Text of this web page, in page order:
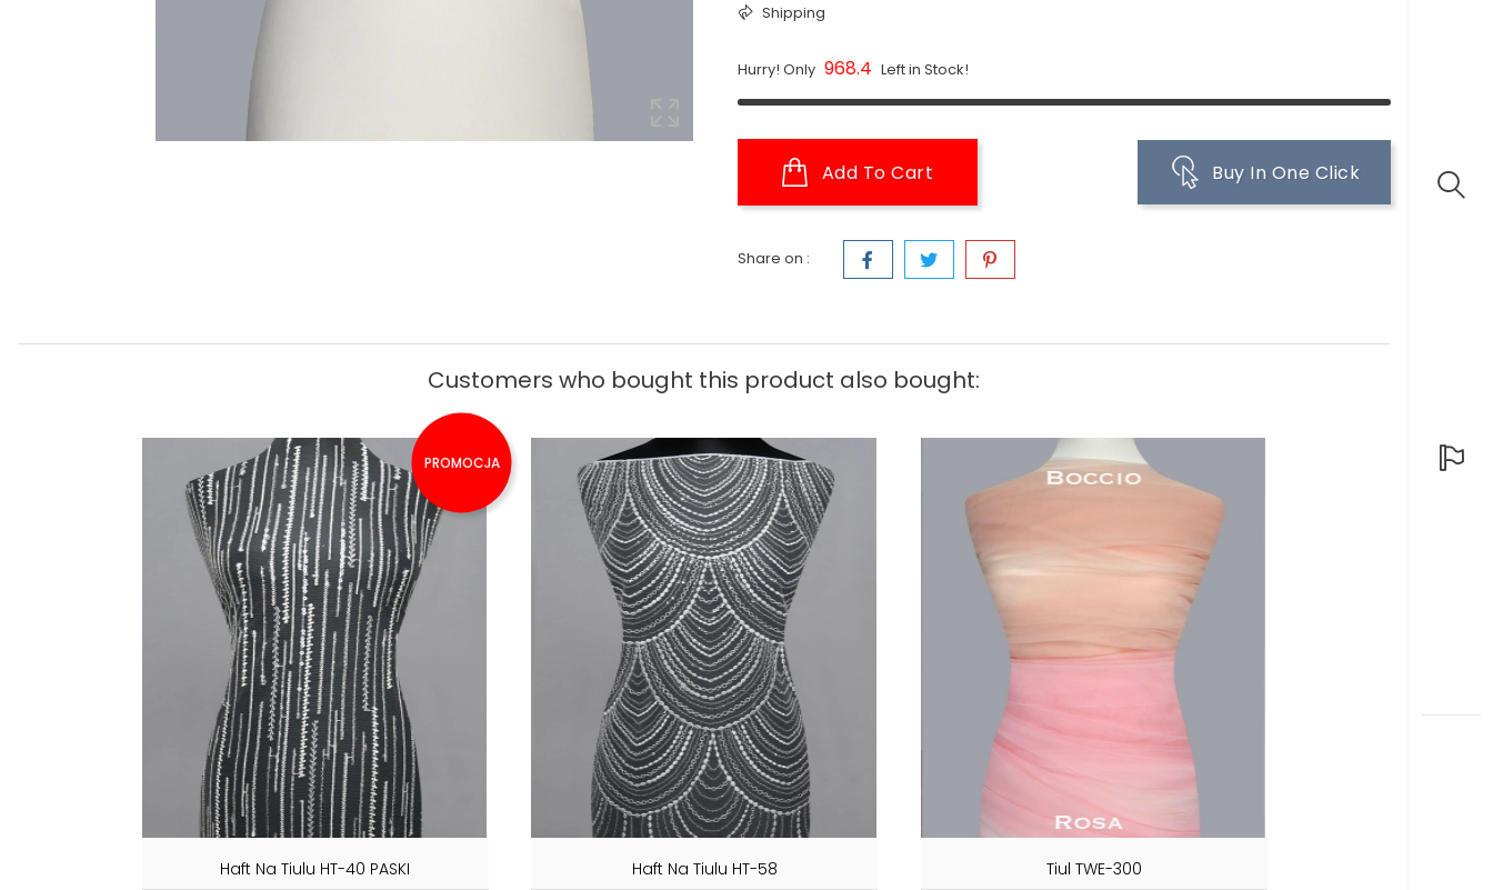
Shipping
Hurry! Only 968.4 Left in Stock!
Add To Cart Buy In One Click
Share on :
Customers who bought this product also bought:
PROMOCJA
Haft Na Tiulu HT-40 PASKI Haft Na Tiulu HT-58 Tiul TWE-300